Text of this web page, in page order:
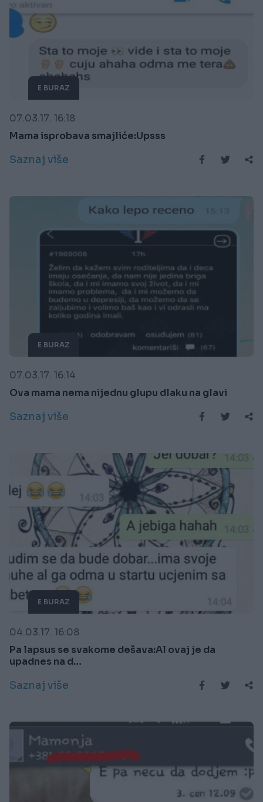
E BURAZ
07.03.17. 16:18
Mama isprobava smajliće:Upsss
Saznaj više
E BURAZ
07.03.17. 16:14
Ova mama nema nijednu glupu dlaku na glavi
Saznaj više
E BURAZ
04.03.17. 16:08
Pa lapsus se svakome dešava:Al ovaj je da
upadnes na d…
Saznaj više